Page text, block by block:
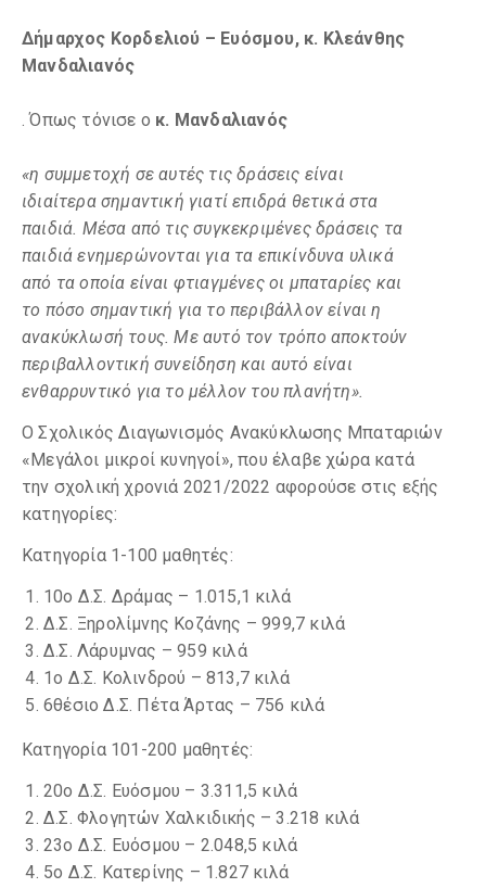
Δήμαρχος Κορδελιού – Ευόσμου, κ. Κλεάνθης
Μανδαλιανός
. Όπως τόνισε ο κ. Μανδαλιανός
«η συμμετοχή σε αυτές τις δράσεις είναι
ιδιαίτερα σημαντική γιατί επιδρά θετικά στα
παιδιά. Μέσα από τις συγκεκριμένες δράσεις τα
παιδιά ενημερώνονται για τα επικίνδυνα υλικά
από τα οποία είναι φτιαγμένες οι μπαταρίες και
το πόσο σημαντική για το περιβάλλον είναι η
ανακύκλωσή τους. Με αυτό τον τρόπο αποκτούν
περιβαλλοντική συνείδηση και αυτό είναι
ενθαρρυντικό για το μέλλον του πλανήτη».
Ο Σχολικός Διαγωνισμός Ανακύκλωσης Μπαταριών
«Μεγάλοι μικροί κυνηγοί», που έλαβε χώρα κατά
την σχολική χρονιά 2021/2022 αφορούσε στις εξής
κατηγορίες:
Κατηγορία 1-100 μαθητές:
10ο Δ.Σ. Δράμας – 1.015,1 κιλά
Δ.Σ. Ξηρολίμνης Κοζάνης – 999,7 κιλά
Δ.Σ. Λάρυμνας – 959 κιλά
1ο Δ.Σ. Κολινδρού – 813,7 κιλά
6θέσιο Δ.Σ. Πέτα Άρτας – 756 κιλά
Κατηγορία 101-200 μαθητές:
20ο Δ.Σ. Ευόσμου – 3.311,5 κιλά
Δ.Σ. Φλογητών Χαλκιδικής – 3.218 κιλά
23ο Δ.Σ. Ευόσμου – 2.048,5 κιλά
5ο Δ.Σ. Κατερίνης – 1.827 κιλά